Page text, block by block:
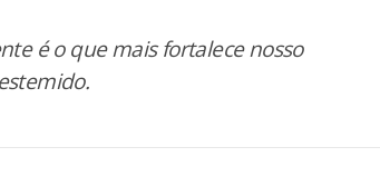
é o que mais fortalece nosso